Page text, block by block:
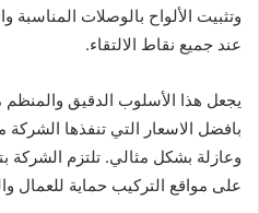
وتثبيت الألواح بالوصلات المناسبة
عند جميع نقاط الالتقاء.
يجعل هذا الأسلوب الدقيق
بافضل الاسعار التي تنفذها الشركة
وعازلة بشكل مثالي. تلتزم الشركة
على مواقع التركيب حماية للعمال